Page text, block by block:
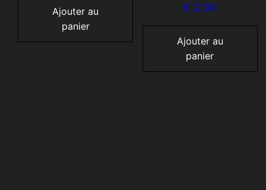
Ajouter au
panier
€ 2.00
Ajouter au
panier